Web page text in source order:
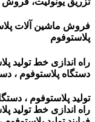
فروش ماشین آلات
پلاستوفوم
راه اندازی خط تولید
دستگاه پلاستوفوم ،
تولید پلاستوفوم ،
راه اندازی خط تولید